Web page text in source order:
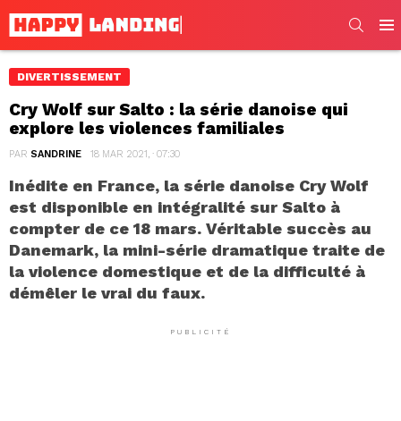
DIVERTISSEMENT
Cry Wolf sur Salto : la série danoise qui
explore les violences familiales
PAR SANDRINE 18 MAR 2021, · 07:30
Inédite en France, la série danoise Cry Wolf
est disponible en intégralité sur Salto à
compter de ce 18 mars. Véritable succès au
Danemark, la mini-série dramatique traite de
la violence domestique et de la difficulté à
démêler le vrai du faux.
PUBLICITÉ